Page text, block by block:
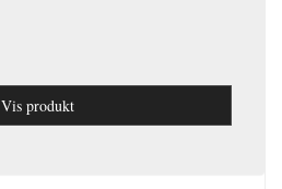
Vis produkt